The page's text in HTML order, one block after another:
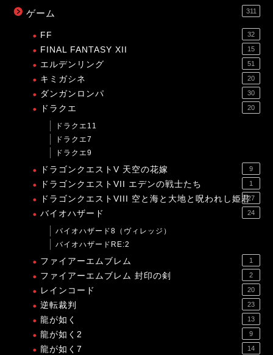
ゲーム 311
FF 32
FINAL FANTASY XII 15
エルデンリング 51
キミガシネ 20
ダンガンロンパ 30
ドラクエ 20
ドラクエ11
ドラクエ7
ドラクエ9
ドラゴンクエストV 天空の花嫁 9
ドラゴンクエストVII エデンの戦士たち 1
ドラゴンクエストVIII 空と海と大地と呪われし姫君27
バイオハザード 24
バイオハザード8（ヴィレッジ）
バイオハザードRE:2
ファイアーエムブレム 1
ファイアーエムブレム 封印の剣 2
レインコード 20
逆転裁判 23
龍が如く 13
龍が如く2 9
龍が如く7 14